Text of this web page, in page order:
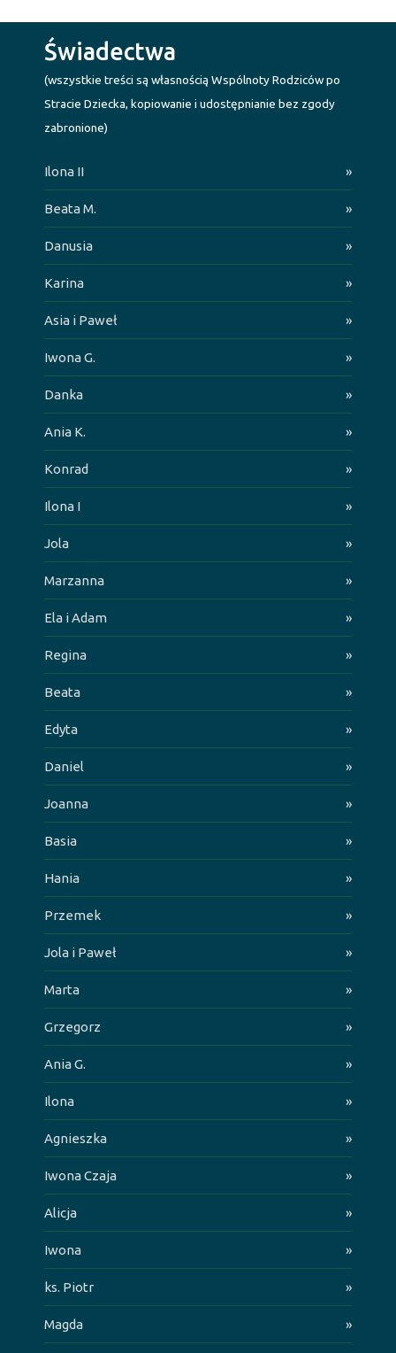
Świadectwa
(wszystkie treści są własnością Wspólnoty Rodziców po
Stracie Dziecka, kopiowanie i udostępnianie bez zgody
zabronione)
Ilona II »
Beata M. »
Danusia »
Karina »
Asia i Paweł »
Iwona G. »
Danka »
Ania K. »
Konrad »
Ilona I »
Jola »
Marzanna »
Ela i Adam »
Regina »
Beata »
Edyta »
Daniel »
Joanna »
Basia »
Hania »
Przemek »
Jola i Paweł »
Marta »
Grzegorz »
Ania G. »
Ilona »
Agnieszka »
Iwona Czaja »
Alicja »
Iwona »
ks. Piotr »
Magda »